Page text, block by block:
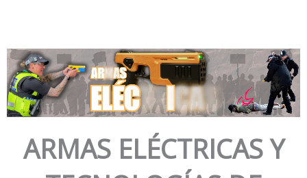
Ir
al
contenido
ARMAS ELÉCTRICAS Y